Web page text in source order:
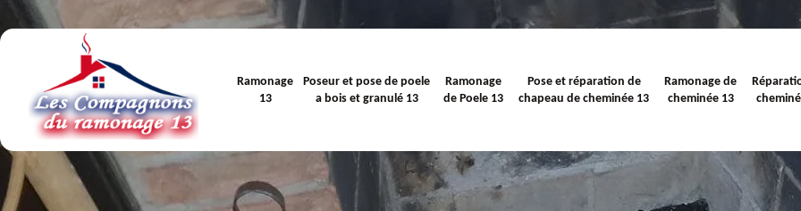
Ramonage
13
Poseur et pose de poele
a bois et granulé 13
Ramonage
de Poele 13
Pose et réparation de
chapeau de cheminée 13
Ramonage de
cheminée 13